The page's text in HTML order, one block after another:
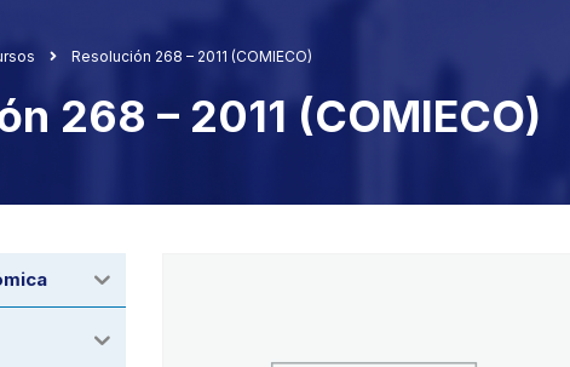
Resolución 268 – 2011 (COMIECO)
268 – 2011 (COMIECO)